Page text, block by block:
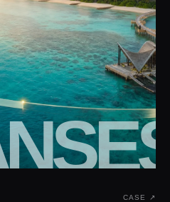
CASE ↗︎